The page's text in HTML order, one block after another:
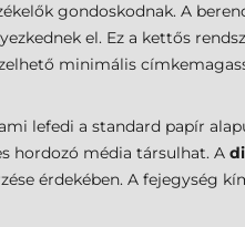
gondoskodnak. A
el. Ez a kettős
minimális
lefedi a standard papír
hordozó média társulhat. A
érdekében. A fejegység